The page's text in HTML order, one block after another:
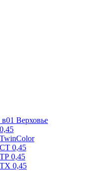
Верховье
0,45
0,45
0,45